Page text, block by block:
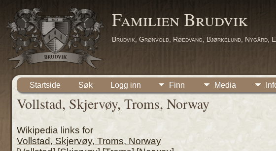
Familien Brudvik
Brudvik, Grønvold, Røedvang, Bjørkelund, Nygård,
Startside Søk Logg inn Finn Media
Vollstad, Skjervøy, Troms, Norway
Wikipedia links for
Vollstad, Skjervøy, Troms, Norway